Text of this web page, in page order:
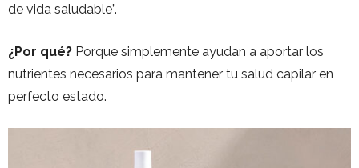
de vida saludable”.
¿Por qué? Porque simplemente ayudan a aportar los
nutrientes necesarios para mantener tu salud capilar en
perfecto estado.